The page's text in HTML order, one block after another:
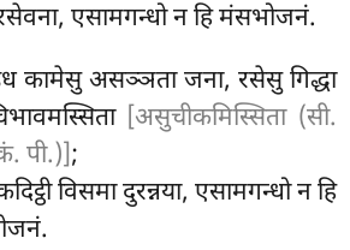
एसामगन्धो न हि मंसभोजनं.
कामेसु असञ्ञता जना, रसेसु गिद्धा
[असुचीकमिस्सिता (सी.
पी.)];
विसमा दुरन्नया, एसामगन्धो न हि